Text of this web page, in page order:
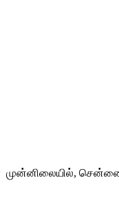
முன்னிலையில்,